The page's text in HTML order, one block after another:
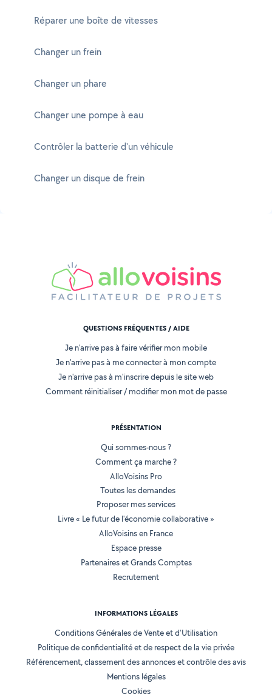
Réparer une boîte de vitesses
Changer un frein
Changer un phare
Changer une pompe à eau
Contrôler la batterie d'un véhicule
Changer un disque de frein
QUESTIONS FRÉQUENTES / AIDE
Je n'arrive pas à faire vérifier mon mobile
Je n'arrive pas à me connecter à mon compte
Je n'arrive pas à m'inscrire depuis le site web
Comment réinitialiser / modifier mon mot de passe
PRÉSENTATION
Qui sommes-nous ?
Comment ça marche ?
AlloVoisins Pro
Toutes les demandes
Proposer mes services
Livre « Le futur de l'économie collaborative »
AlloVoisins en France
Espace presse
Partenaires et Grands Comptes
Recrutement
INFORMATIONS LÉGALES
Conditions Générales de Vente et d'Utilisation
Politique de confidentialité et de respect de la vie privée
Référencement, classement des annonces et contrôle des avis
Mentions légales
Cookies